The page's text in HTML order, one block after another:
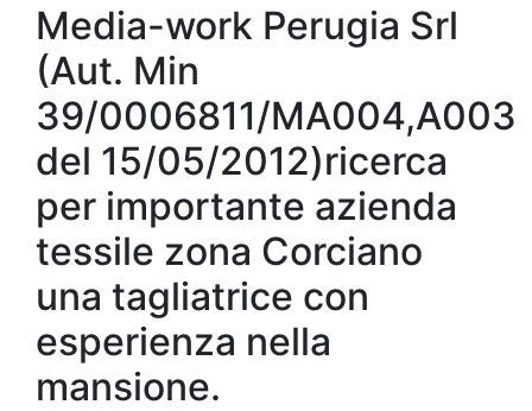
Media-work Perugia Srl
(Aut. Min
39/0006811/MA004,A003
del 15/05/2012)ricerca
per importante azienda
tessile zona Corciano
una tagliatrice con
esperienza nella
mansione.